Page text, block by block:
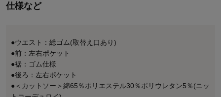
仕様など
●ウエスト：総ゴム(取替え口あり)
●前：左右ポケット
●裾：ゴム仕様
●後ろ：左右ポケット
●＜カットソー＞綿65％ポリエステル30％ポリウレタン5％(ニッ